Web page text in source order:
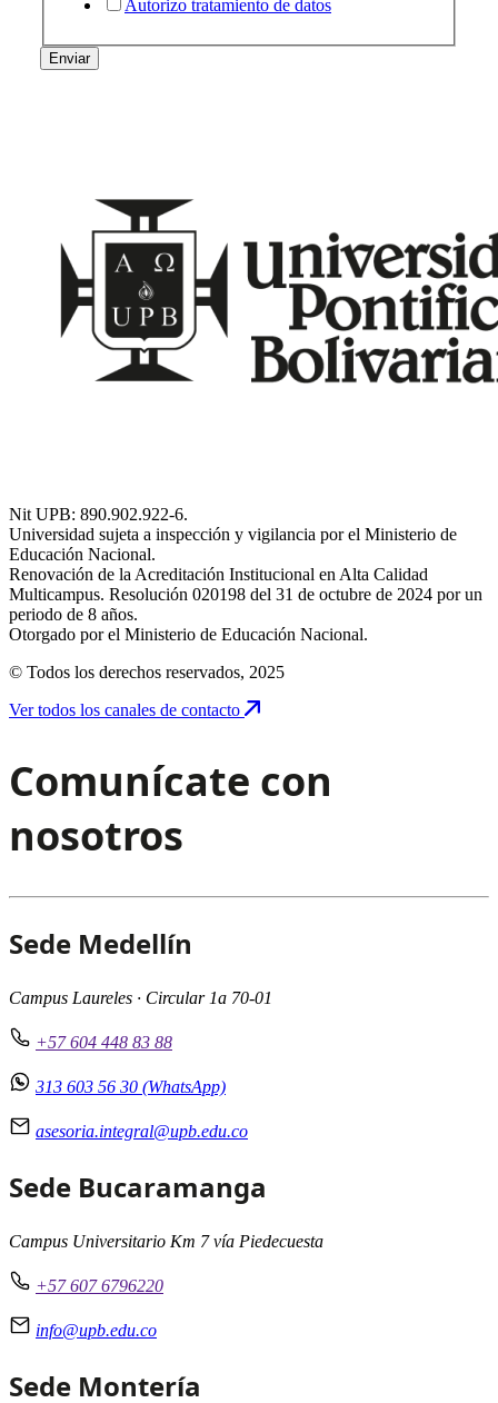
Autorizo tratamiento de datos
Enviar
Nit UPB: 890.902.922-6.
Universidad sujeta a inspección y vigilancia por el Ministerio de
Educación Nacional.
Renovación de la Acreditación Institucional en Alta Calidad
Multicampus. Resolución 020198 del 31 de octubre de 2024 por un
periodo de 8 años.
Otorgado por el Ministerio de Educación Nacional.
© Todos los derechos reservados, 2025
Ver todos los canales de contacto
Comunícate con
nosotros
Sede Medellín
Campus Laureles · Circular 1a 70-01
+57 604 448 83 88
313 603 56 30 (WhatsApp)
asesoria.integral@upb.edu.co
Sede Bucaramanga
Campus Universitario Km 7 vía Piedecuesta
+57 607 6796220
info@upb.edu.co
Sede Montería